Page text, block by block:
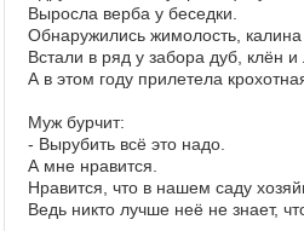
Фототоп
Выросла верба у беседки.
Обнаружились жимолость, калина
Встали в ряд у забора дуб, клён и
А в этом году прилетела
Муж бурчит:
- Вырубить всё это надо.
А мне нравится.
Нравится, что в нашем саду
Ведь никто лучше неё не знает,